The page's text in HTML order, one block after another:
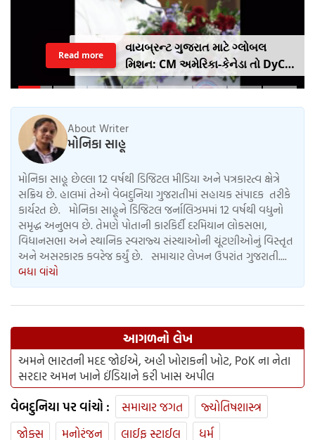
વાયબ્રન્ટ ગુજરાત માટે ગ્લોબલ
મિશન: CM અમેરિકા-કેનેડા તો DyCM
હર્ષ સંઘવી જાપાન-યુરોપ ગજવશે
Read more
About Writer
મોનિકા સાહૂ
મોનિકા સાહૂ છેલ્લા 12 વર્ષથી ડિજિટલ મીડિયા અને પત્રકારત્વ ક્ષેત્રે
સક્રિય છે. હાલમાં તેઓ વેબદુનિયા ગુજરાતીમાં સહાયક સંપાદક તરીકે
કાર્યરત છે. મોનિકા સાહૂને ડિજિટલ જર્નાલિઝમમાં 12 વર્ષથી વધુનો
સમૃદ્ધ અનુભવ છે. તેમણે પોતાની કારકિર્દી દરમિયાન લોકસભા,
વિધાનસભા અને સ્થાનિક સ્વરાજ્ય સંસ્થાઓની ચૂંટણીઓનું વિસ્તૃત
અને અસરકારક કવરેજ કર્યું છે. સમાચાર લેખન ઉપરાંત ગુજરાતી....
બધા વાંચો
આગળનો લેખ
અમને ભારતની મદદ જોઈએ, અહી ખોરાકની ખોટ, PoK ના નેતા
સરદાર અમન ખાને ઈંડિયાને કરી ખાસ અપીલ
વેબદુનિયા પર વાંચો : સમાચાર જગત
જ્યોતિષશાસ્ત્ર
જોક્સ
મનોરંજન લાઈફ સ્ટાઈલ ધર્મ